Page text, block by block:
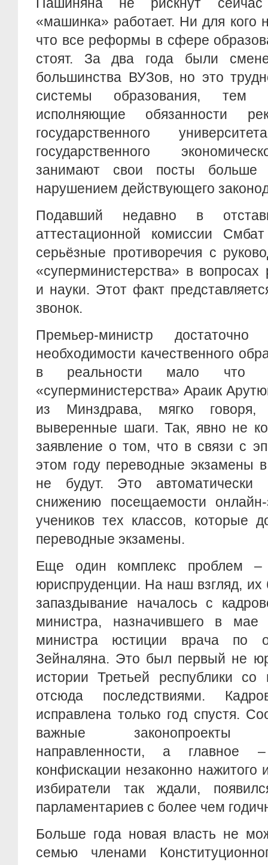
«машинка» работает. Ни для кого
что все реформы в сфере
стоят. За два года были
большинства ВУЗов, но это
системы образования,
исполняющие обязанности
государственного
государственного
занимают свои посты больше
нарушением действующего
Подавший недавно в
аттестационной комиссии
серьёзные противоречия с
«суперминистерства» в
и науки. Этот факт
звонок.
Премьер-министр
необходимости качественного
в реальности мало что
«суперминистерства» Араик
из Минздрава, мягко
выверенные шаги. Так, явно не
заявление о том, что в связи с
этом году переводные экзамены
не будут. Это автоматически
снижению посещаемости
учеников тех классов, которые
переводные экзамены.
Еще один комплекс проблем
юриспруденции. На наш взгляд,
запаздывание началось с
министра, назначившего в
министра юстиции врача по
Зейналяна. Это был первый не
истории Третьей республики
отсюда последствиями.
исправлена только год спустя.
важные законопроекты
направленности, а главное
конфискации незаконно нажитого
избиратели так ждали,
парламентариев с более чем
Больше года новая власть не
семью членами